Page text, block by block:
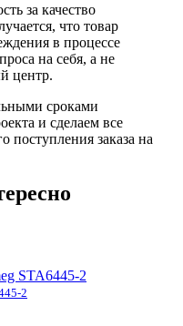
за качество
что товар
в процессе
на себя, а не
центр.
сроками
и сделаем все
поступления заказа на
2